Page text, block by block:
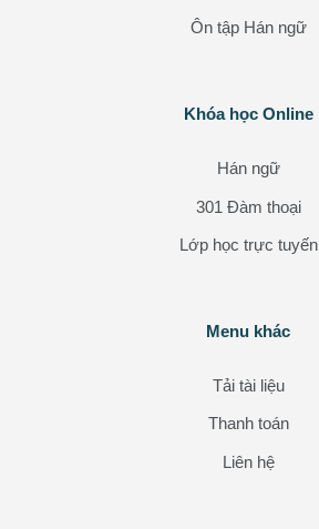
Ôn tập Hán ngữ
Bỏ qua Khóa học OnlineKhóa học Online
Hán ngữ
301 Đàm thoại
Lớp học trực tuyến
Menu khác
Tải tài liệu
Thanh toán
Liên hệ